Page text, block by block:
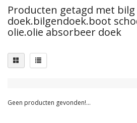
Producten getagd met bilg
doek.bilgendoek.boot
olie.olie absorbeer doek
Geen producten gevonden!...